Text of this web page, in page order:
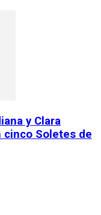
y Clara
cinco Soletes de